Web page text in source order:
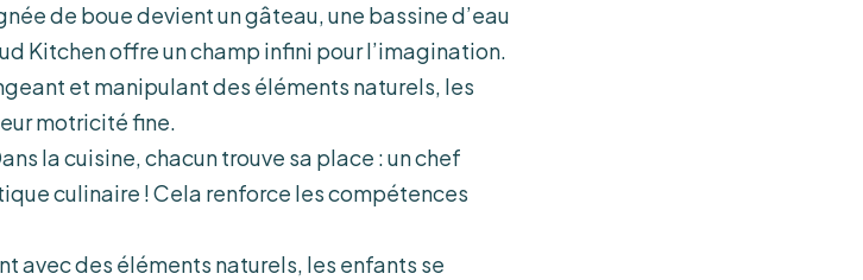
de boue devient un gâteau, une bassine d’eau
Kitchen offre un champ infini pour l’imagination.
et manipulant des éléments naturels, les
motricité fine.
la cuisine, chacun trouve sa place : un chef
culinaire ! Cela renforce les compétences
avec des éléments naturels, les enfants se